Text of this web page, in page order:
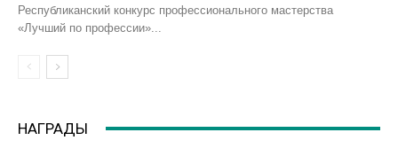
Республиканский конкурс профессионального мастерства
«Лучший по профессии»...
НАГРАДЫ